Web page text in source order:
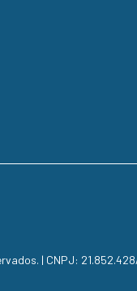
| CNPJ: